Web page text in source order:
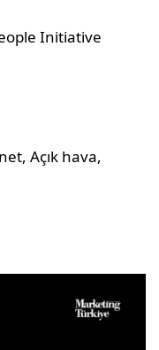
Initiative
Açık hava,